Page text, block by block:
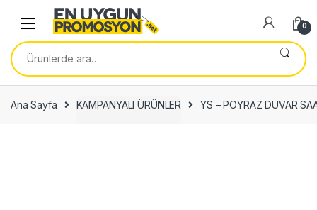
navigation
content
0
Ara:
Ana Sayfa KAMPANYALI ÜRÜNLER YS – POYRAZ DUVAR